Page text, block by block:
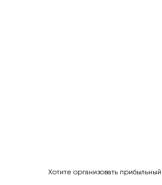
Хотите организовать